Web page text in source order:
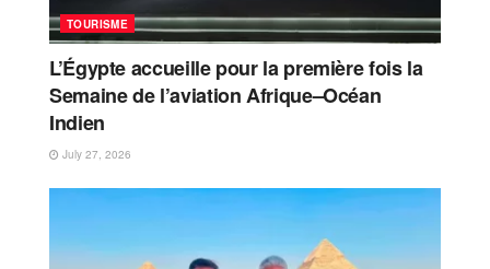
TOURISME
L’Égypte accueille pour la première fois la
Semaine de l’aviation Afrique–Océan
Indien
July 27, 2026